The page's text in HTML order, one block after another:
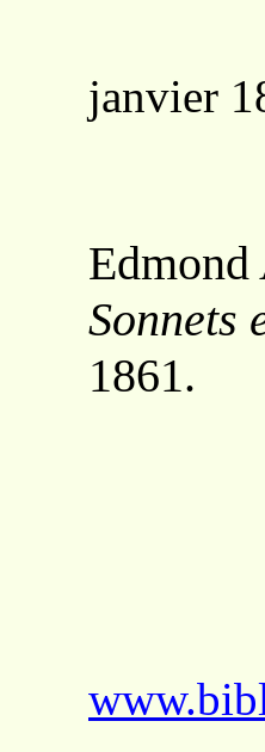
janvier
Edmond
Sonnets
1861.